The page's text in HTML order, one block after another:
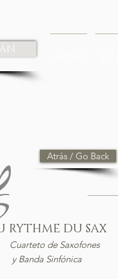
RYTHME
de Saxofones
Banda Sinfónica
Atrás / Go Back